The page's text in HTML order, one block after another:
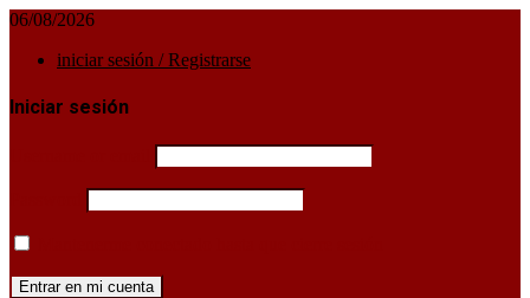
06/08/2026
iniciar sesión / Registrarse
Iniciar sesión